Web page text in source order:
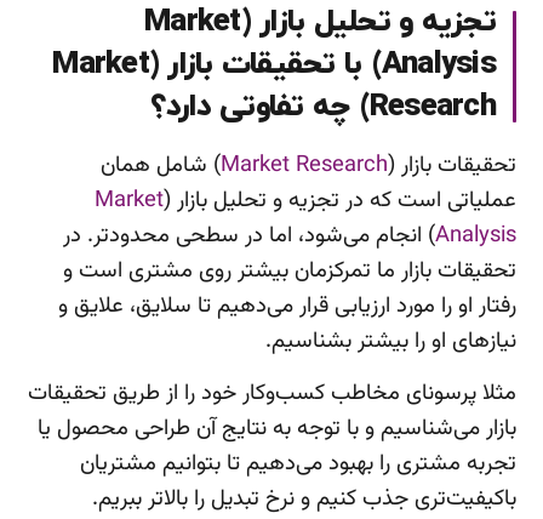
تجزیه و تحلیل بازار (Market
Analysis) با تحقیقات بازار (Market
Research) چه تفاوتی دارد؟
تحقیقات بازار (Market Research) شامل همان
عملیاتی است که در تجزیه و تحلیل بازار (Market
Analysis) انجام می‌شود، اما در سطحی محدودتر. در
تحقیقات بازار ما تمرکزمان بیشتر روی مشتری است و
رفتار او را مورد ارزیابی قرار می‌دهیم تا سلایق، علایق و
نیازهای او را بیشتر بشناسیم.
مثلا پرسونای مخاطب کسب‌وکار خود را از طریق تحقیقات
بازار می‌شناسیم و با توجه به نتایج آن طراحی محصول یا
تجربه مشتری را بهبود می‌دهیم تا بتوانیم مشتریان
باکیفیت‌تری جذب کنیم و نرخ تبدیل را بالاتر ببریم.